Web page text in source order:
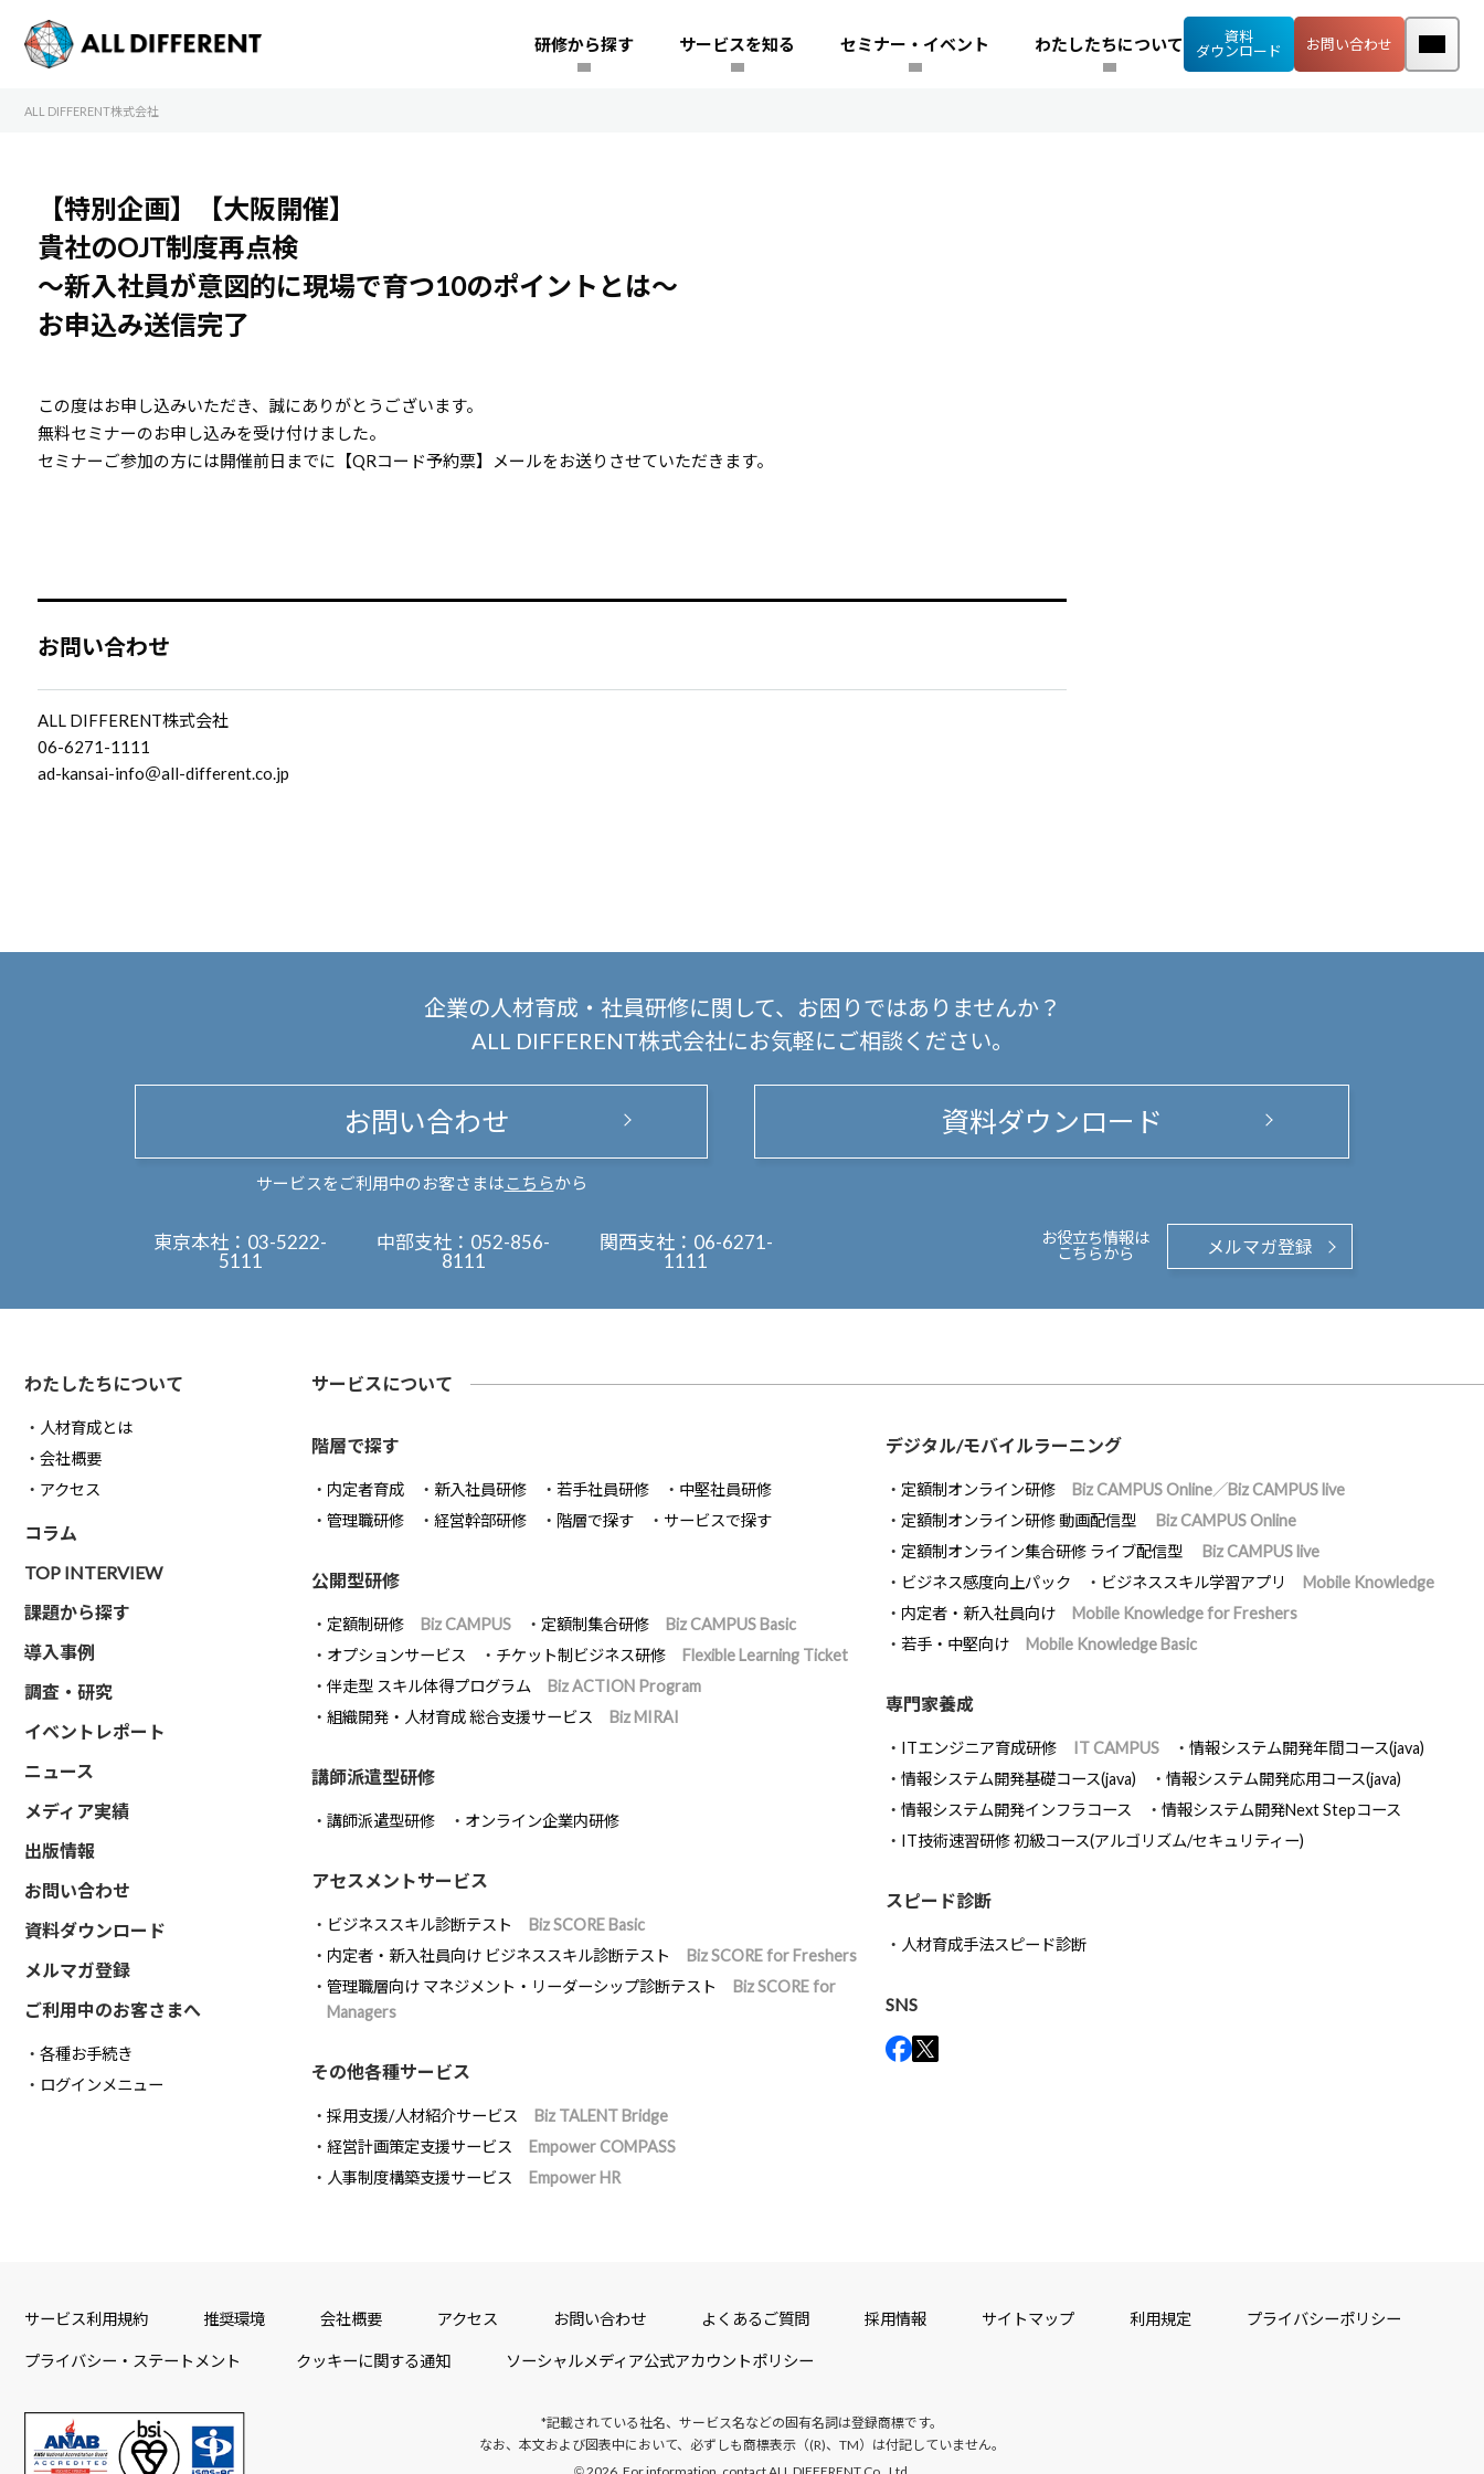
研修から探す サービスを知る セミナー・イベント わたしたちについて
資料
ダウンロード
お問い合わせ
ALL DIFFERENT株式会社
【特別企画】【大阪開催】
貴社のOJT制度再点検
～新入社員が意図的に現場で育つ10のポイントとは～
お申込み送信完了
この度はお申し込みいただき、誠にありがとうございます。
無料セミナーのお申し込みを受け付けました。
セミナーご参加の方には開催前日までに【QRコード予約票】メールをお送りさせていただきます。
お問い合わせ
ALL DIFFERENT株式会社
06-6271-1111
ad-kansai-info＠all-different.co.jp
企業の人材育成・社員研修に関して、
お困りではありませんか？
ALL DIFFERENT株式会社にお気軽にご相談ください。
お問い合わせ
サービスをご利用中のお客さまは こちらから
資料ダウンロード
東京本社： 03-5222-
5111
中部支社： 052-856-
8111
関西支社： 06-6271-
1111
お役立ち情報は
こちらから
メルマガ登録
わたしたちについて
人材育成とは
会社概要
アクセス
コラム
TOP INTERVIEW
課題から探す
導入事例
調査・研究
イベントレポート
ニュース
メディア実績
出版情報
お問い合わせ
資料ダウンロード
メルマガ登録
ご利用中のお客さまへ
各種お手続き
ログインメニュー
サービスについて
階層で探す
内定者育成 新入社員研修 若手社員研修
中堅社員研修
管理職研修
経営幹部研修 階層で探す サービスで探す
公開型研修
定額制研修 Biz CAMPUS 定額制集合研修
Biz CAMPUS Basic
オプションサービス
チケット制ビジネス研修
Flexible Learning Ticket
伴走型 スキル体得プログラム
Biz ACTION Program
組織開発・人材育成 総合支援サービス
Biz MIRAI
講師派遣型研修
講師派遣型研修 オンライン企業内研修
アセスメントサービス
ビジネススキル診断テスト
Biz SCORE Basic
内定者・新入社員向け ビジネススキル診断テスト
Biz SCORE for Freshers
管理職層向け マネジメント・リーダーシップ診断テスト
Biz SCORE for
Managers
その他各種サービス
採用支援/人材紹介サービス
Biz TALENT Bridge
経営計画策定支援サービス
Empower COMPASS
人事制度構築支援サービス
Empower HR
デジタル/モバイルラーニング
定額制オンライン研修
Biz CAMPUS Online／Biz CAMPUS live
定額制オンライン研修 動画配信型
Biz CAMPUS Online
定額制オンライン集合研修 ライブ配信型
Biz CAMPUS live
ビジネス感度向上パック
ビジネススキル学習アプリ
Mobile Knowledge
内定者・新入社員向け
Mobile Knowledge for Freshers
若手・中堅向け
Mobile Knowledge Basic
専門家養成
ITエンジニア育成研修 IT CAMPUS
情報システム開発年間コース(java)
情報システム開発基礎コース(java)
情報システム開発応用コース(java)
情報システム開発インフラコース
情報システム開発Next Stepコース
IT技術速習研修 初級コース(アルゴリズム/セキュリティー)
スピード診断
人材育成手法スピード診断
SNS
サービス利用規約 推奨環境 会社概要 アクセス お問い合わせ よくあるご質問 採用情報 サイトマップ 利用規定 プライバシーポリシー
プライバシー・ステートメント クッキーに関する通知 ソーシャルメディア公式アカウントポリシー
*記載されている社名、サービス名などの固有名詞は登録商標です。
なお、本文および図表中において、 必ずしも商標表示（(R)、TM）は付記していません。